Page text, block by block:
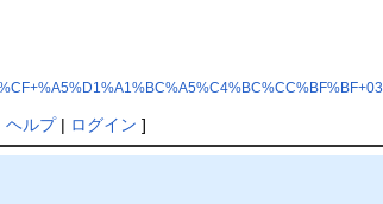
ヘルプ| ログイン ]